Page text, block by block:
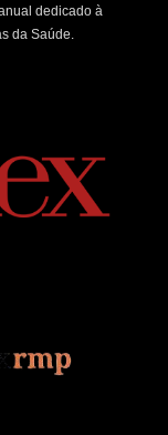
dedicado à
da Saúde.